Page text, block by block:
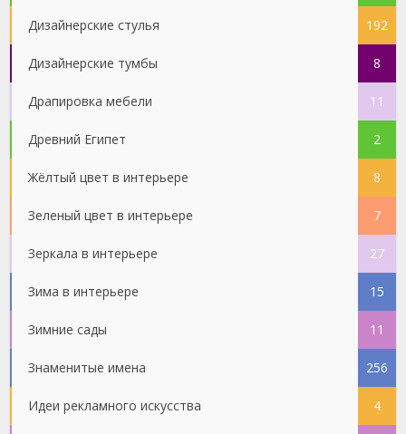
Дизайнерские стулья 192
Дизайнерские тумбы 8
Драпировка мебели 11
Древний Египет 2
Жёлтый цвет в интерьере 8
Зеленый цвет в интерьере 7
Зеркала в интерьере 27
Зима в интерьере 15
Зимние сады 11
Знаменитые имена 256
Идеи рекламного искусства 4